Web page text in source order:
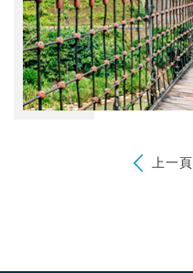
上一頁